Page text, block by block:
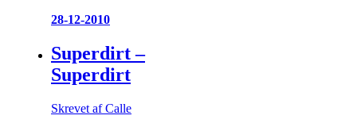
28-12-2010
Superdirt –
Superdirt
Skrevet af Calle